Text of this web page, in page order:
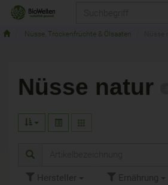
Nüsse, Trockenfrüchte & Ölsaaten
Nüsse natur
Hersteller Ernährung